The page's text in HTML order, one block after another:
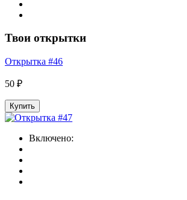
Твои открытки
Открытка #46
50 ₽
Купить
Включено: